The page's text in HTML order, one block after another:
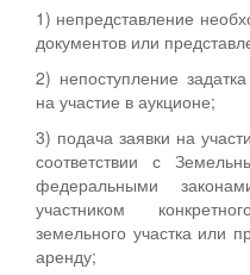
1) непредставление
документов или
2) непоступление
на участие в аукционе;
3) подача заявки на
соответствии с
федеральными
участником
земельного участка или
аренду;